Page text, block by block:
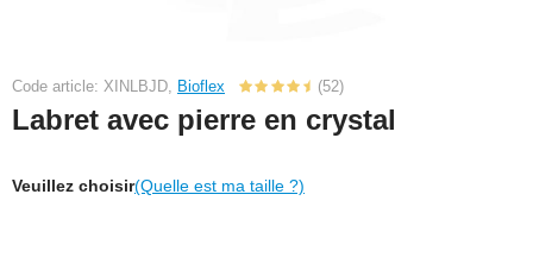
Code article: XINLBJD, Bioflex (52)
Labret avec pierre en crystal
Veuillez choisir(Quelle est ma taille ?)